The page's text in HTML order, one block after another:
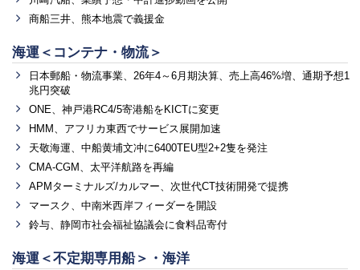
商船三井、熊本地震で義援金
海運＜コンテナ・物流＞
日本郵船・物流事業、26年4～6月期決算、売上高46%増、通期予想1
兆円突破
ONE、神戸港RC4/5寄港船をKICTに変更
HMM、アフリカ東西でサービス展開加速
天敬海運、中船黄埔文冲に6400TEU型2+2隻を発注
CMA-CGM、太平洋航路を再編
APMターミナルズ/カルマー、次世代CT技術開発で提携
マースク、中南米西岸フィーダーを開設
鈴与、静岡市社会福祉協議会に食料品寄付
海運＜不定期専用船＞・海洋